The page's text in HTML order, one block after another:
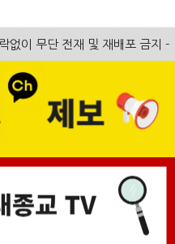
없이 무단 전재 및 재배포 금지 -